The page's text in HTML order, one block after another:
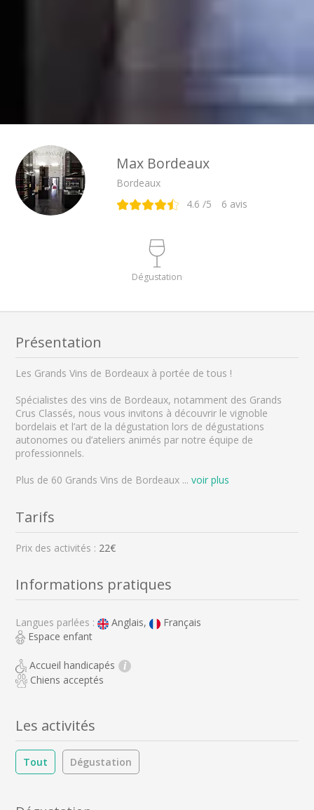
Max Bordeaux
Bordeaux
4.6 /5 6 avis
Dégustation
Présentation
Les Grands Vins de Bordeaux à portée de tous !
Spécialistes des vins de Bordeaux, notamment des Grands
Crus Classés, nous vous invitons à découvrir le vignoble
bordelais et l’art de la dégustation lors de dégustations
autonomes ou d’ateliers animés par notre équipe de
professionnels.
Plus de 60 Grands Vins de Bordeaux ... voir plus
Tarifs
Prix des activités : 22€
Informations pratiques
Langues parlées : Anglais,
Français
Espace enfant
Accueil handicapés i
Chiens acceptés
Les activités
Tout Dégustation